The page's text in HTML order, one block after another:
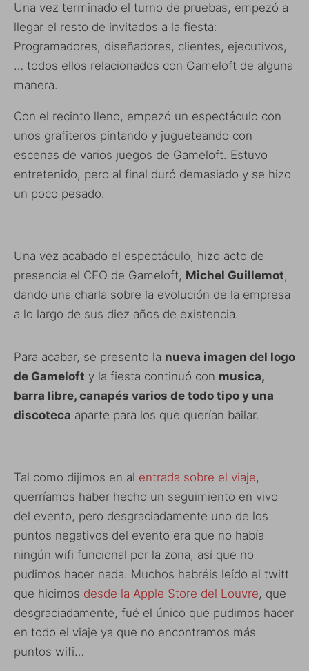
Una vez terminado el turno de pruebas, empezó a
llegar el resto de invitados a la fiesta:
Programadores, diseñadores, clientes, ejecutivos,
… todos ellos relacionados con Gameloft de alguna
manera.
Con el recinto lleno, empezó un espectáculo con
unos grafiteros pintando y jugueteando con
escenas de varios juegos de Gameloft. Estuvo
entretenido, pero al final duró demasiado y se hizo
un poco pesado.
Una vez acabado el espectáculo, hizo acto de
presencia el CEO de Gameloft, Michel Guillemot,
dando una charla sobre la evolución de la empresa
a lo largo de sus diez años de existencia.
Para acabar, se presento la nueva imagen del logo
de Gameloft y la fiesta continuó con musica,
barra libre, canapés varios de todo tipo y una
discoteca aparte para los que querían bailar.
Tal como dijimos en al entrada sobre el viaje,
querríamos haber hecho un seguimiento en vivo
del evento, pero desgraciadamente uno de los
puntos negativos del evento era que no había
ningún wifi funcional por la zona, así que no
pudimos hacer nada. Muchos habréis leído el twitt
que hicimos desde la Apple Store del Louvre, que
desgraciadamente, fué el único que pudimos hacer
en todo el viaje ya que no encontramos más
puntos wifi…